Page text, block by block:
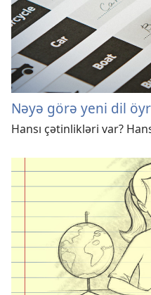
Nəyə görə yeni dil
Hansı çətinlikləri var?